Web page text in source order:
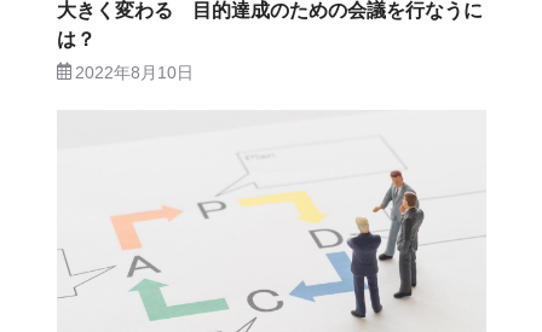
大きく変わる 目的達成のための会議を行なうに
は？
2022年8月10日